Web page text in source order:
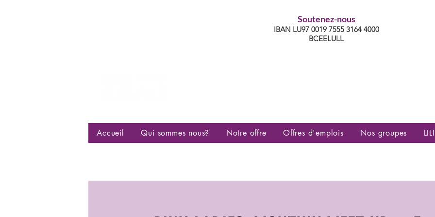
Soutenez-nous
IBAN LU97 0019 7555 3164 4000
BCEELULL
Accueil Qui sommes nous? Notre offre Offres d'emplois Nos groupes LILI